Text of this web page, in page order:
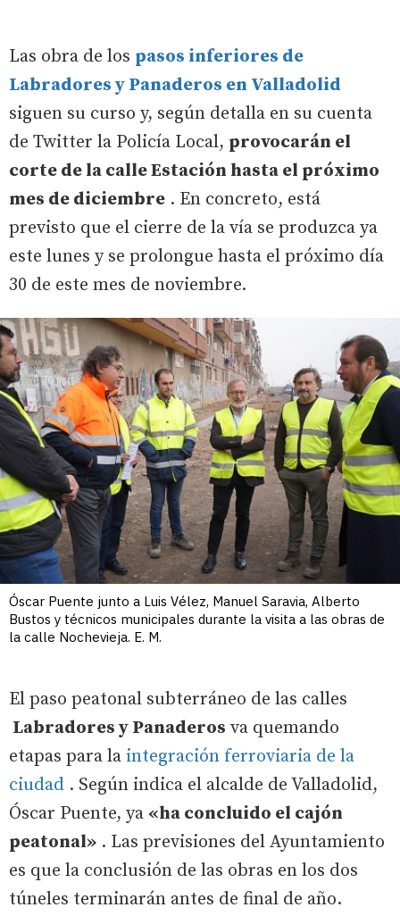
Las obra de los pasos inferiores de
Labradores y Panaderos en Valladolid
siguen su curso y, según detalla en su cuenta
de Twitter la Policía Local, provocarán el
corte de la calle Estación hasta el próximo
mes de diciembre . En concreto, está
previsto que el cierre de la vía se produzca ya
este lunes y se prolongue hasta el próximo día
30 de este mes de noviembre.
Óscar Puente junto a Luis Vélez, Manuel Saravia, Alberto
Bustos y técnicos municipales durante la visita a las obras de
la calle Nochevieja. E. M.
El paso peatonal subterráneo de las calles
Labradores y Panaderos va quemando
etapas para la integración ferroviaria de la
ciudad . Según indica el alcalde de Valladolid,
Óscar Puente, ya «ha concluido el cajón
peatonal» . Las previsiones del Ayuntamiento
es que la conclusión de las obras en los dos
túneles terminarán antes de final de año.